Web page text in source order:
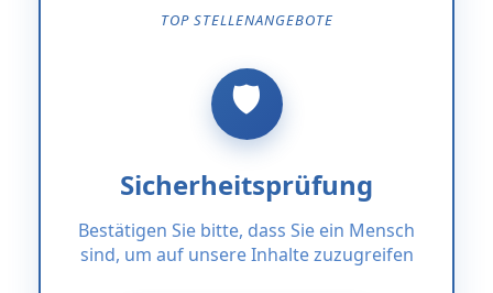
TOP STELLENANGEBOTE
Sicherheitsprüfung
Bestätigen Sie bitte, dass Sie ein Mensch
sind, um auf unsere Inhalte zuzugreifen